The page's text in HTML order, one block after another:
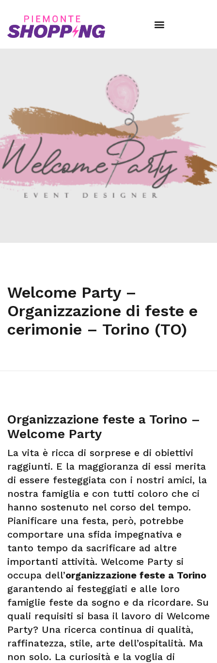
Welcome Party –
Organizzazione di feste e
cerimonie – Torino (TO)
Organizzazione feste a Torino –
Welcome Party
La vita è ricca di sorprese e di obiettivi
raggiunti. E la maggioranza di essi merita
di essere festeggiata con i nostri amici, la
nostra famiglia e con tutti coloro che ci
hanno sostenuto nel corso del tempo.
Pianificare una festa, però, potrebbe
comportare una sfida impegnativa e
tanto tempo da sacrificare ad altre
importanti attività. Welcome Party si
occupa dell’organizzazione feste a Torino
garantendo ai festeggiati e alle loro
famiglie feste da sogno e da ricordare. Su
quali requisiti si basa il lavoro di Welcome
Party? Una ricerca continua di qualità,
raffinatezza, stile, arte dell’ospitalità. Ma
non solo. La curiosità e la voglia di